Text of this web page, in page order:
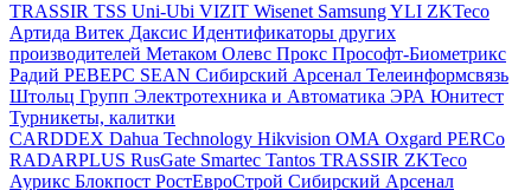
TRASSIR TSS Uni-Ubi VIZIT Wisenet SamsungYLI ZKTeco
Артида Витек Даксис Идентификаторы других
производителей Метаком Олевс Прокс Прософт-Биометрикс
Радий РЕВЕРС SEAN Сибирский Арсенал Телеинформсвязь
Штольц Групп Электротехника и Автоматика ЭРА Юнитест
Турникеты, калитки
CARDDEX Dahua Technology Hikvision ОМА Oxgard PERCo
RADARPLUS RusGate Smartec Tantos TRASSIR ZKTeco
Аурикс Блокпост РостЕвроСтрой Сибирский Арсенал